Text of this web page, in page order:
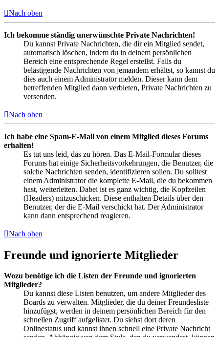
Nach oben
Ich bekomme ständig unerwünschte Private Nachrichten!
Du kannst Private Nachrichten, die dir ein Mitglied sendet,
automatisch löschen, indem du in deinem persönlichen
Bereich eine entsprechende Regel erstellst. Falls du
belästigende Nachrichten von jemandem erhältst, so kannst du
dies auch einem Administrator melden. Dieser kann dem
betreffenden Mitglied dann verbieten, Private Nachrichten zu
versenden.
Nach oben
Ich habe eine Spam-E-Mail von einem Mitglied dieses Forums
erhalten!
Es tut uns leid, das zu hören. Das E-Mail-Formular dieses
Forums hat einige Sicherheitsvorkehrungen, die Benutzer, die
solche Nachrichten senden, identifizieren sollen. Du solltest
einem Administrator die komplette E-Mail, die du bekommen
hast, weiterleiten. Dabei ist es ganz wichtig, die Kopfzeilen
(Headers) mitzuschicken. Diese enthalten Details über den
Benutzer, der die E-Mail verschickt hat. Der Administrator
kann dann entsprechend reagieren.
Nach oben
Freunde und ignorierte Mitglieder
Wozu benötige ich die Listen der Freunde und ignorierten
Mitglieder?
Du kannst diese Listen benutzen, um andere Mitglieder des
Boards zu verwalten. Mitglieder, die du deiner Freundesliste
hinzufügst, werden in deinem persönlichen Bereich für den
schnellen Zugriff aufgelistet. Du siehst dort deren
Onlinestatus und kannst ihnen schnell eine Private Nachricht